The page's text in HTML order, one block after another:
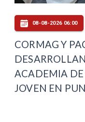
08-08-2026 06:00
CORMAG Y
ACADEMIA
JOVEN EN